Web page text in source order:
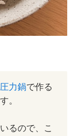
力鍋で作る
。
るので、こ